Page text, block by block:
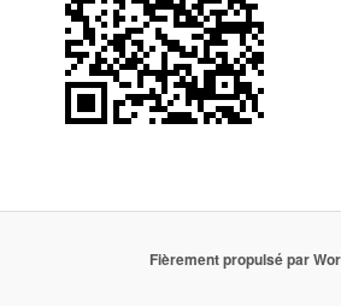
Fièrement propulsé par